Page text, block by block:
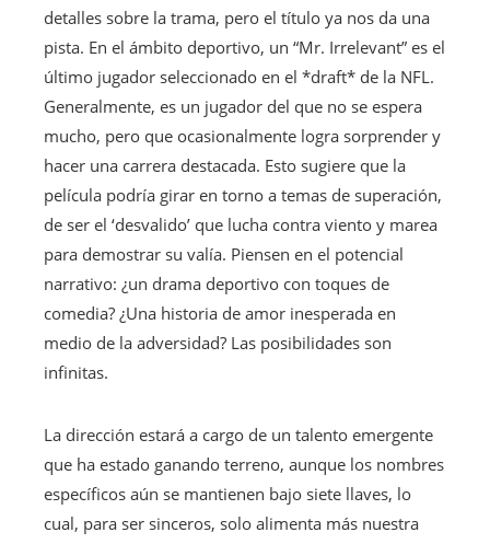
detalles sobre la trama, pero el título ya nos da una
pista. En el ámbito deportivo, un “Mr. Irrelevant” es el
último jugador seleccionado en el *draft* de la NFL.
Generalmente, es un jugador del que no se espera
mucho, pero que ocasionalmente logra sorprender y
hacer una carrera destacada. Esto sugiere que la
película podría girar en torno a temas de superación,
de ser el ‘desvalido’ que lucha contra viento y marea
para demostrar su valía. Piensen en el potencial
narrativo: ¿un drama deportivo con toques de
comedia? ¿Una historia de amor inesperada en
medio de la adversidad? Las posibilidades son
infinitas.
La dirección estará a cargo de un talento emergente
que ha estado ganando terreno, aunque los nombres
específicos aún se mantienen bajo siete llaves, lo
cual, para ser sinceros, solo alimenta más nuestra